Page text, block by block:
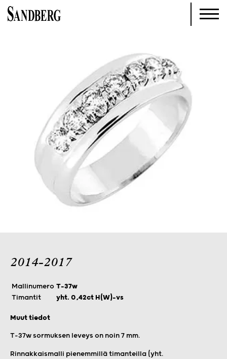
2014-2017
Mallinumero T-37w
Timantit
yht. 0,42ct H(W)-vs
Muut tiedot
T-37w sormuksen leveys on noin 7 mm.
Rinnakkaismalli pienemmillä timanteilla (yht.